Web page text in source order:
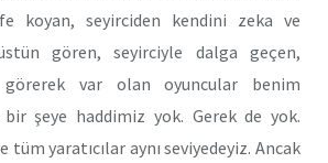
koyan, seyirciden kendini zeka ve
gören, seyirciyle dalga geçen,
görerek var olan oyuncular benim
bir şeye haddimiz yok. Gerek de yok.
tüm yaratıcılar aynı seviyedeyiz. Ancak